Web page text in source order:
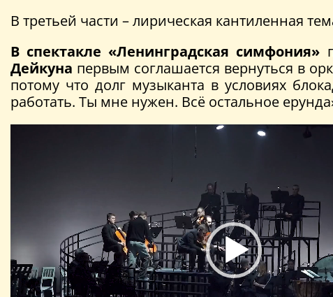
В третьей части – лирическая кантиленная
В спектакле «Ленинградская симфония»
Дейкуна первым соглашается вернуться в
потому что долг музыканта в условиях
работать. Ты мне нужен. Всё остальное